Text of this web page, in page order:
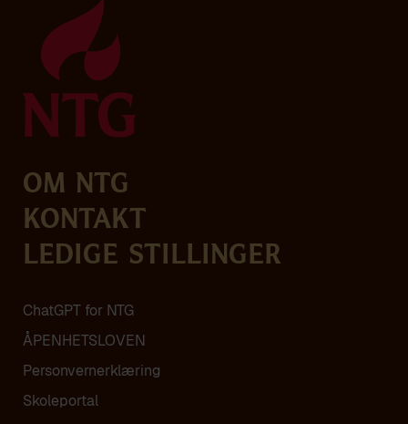
Om NTG
Kontakt
Ledige stillinger
ChatGPT for NTG
ÅPENHETSLOVEN
Personvern­erklæring
Skoleportal